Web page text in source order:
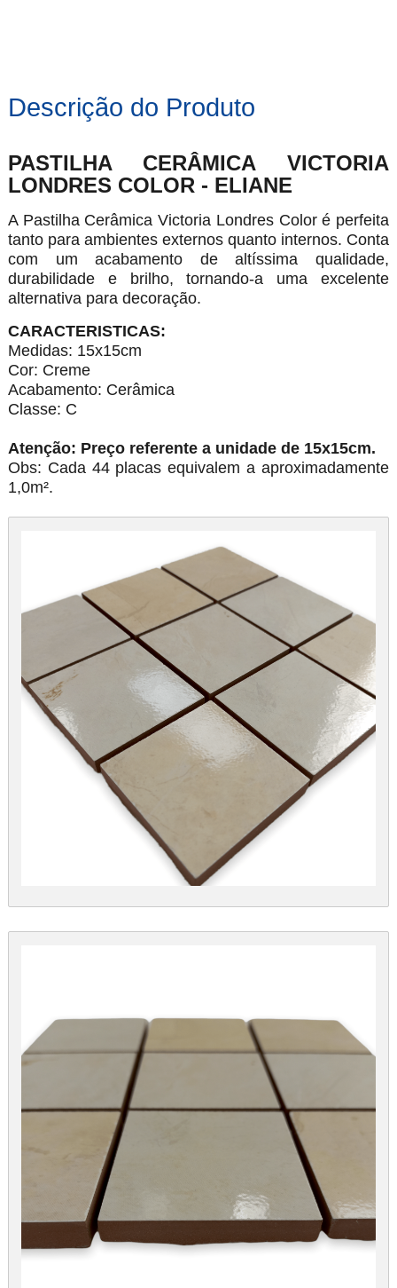
Descrição do Produto
PASTILHA CERÂMICA VICTORIA
LONDRES COLOR - ELIANE
A Pastilha Cerâmica Victoria Londres Color é perfeita
tanto para ambientes externos quanto internos. Conta
com um acabamento de altíssima qualidade,
durabilidade e brilho, tornando-a uma excelente
alternativa para decoração.
CARACTERISTICAS:
Medidas: 15x15cm
Cor: Creme
Acabamento: Cerâmica
Classe: C
Atenção: Preço referente a unidade de 15x15cm.
Obs: Cada 44 placas equivalem a aproximadamente
1,0m².